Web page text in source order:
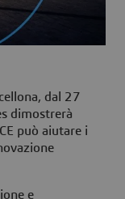
dal 27
dimostrerà
può aiutare i
e